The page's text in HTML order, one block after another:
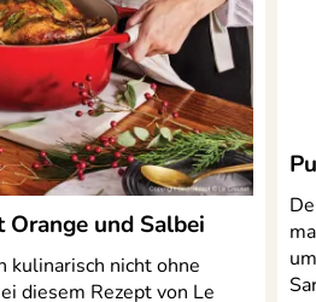
Orange und Salbei
kulinarisch nicht ohne
diesem Rezept von Le